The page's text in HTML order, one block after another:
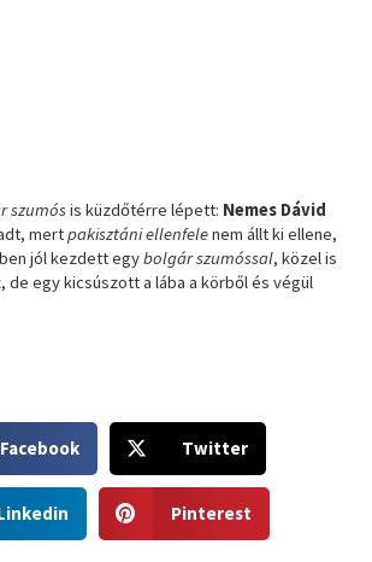
szumósis küzdőtérre lépett: Nemes Dávid
mertpakisztáni ellenfelenem állt ki ellene,
jól kezdett egybolgár szumóssal, közel is
de egy kicsúszott a lába a körből és végül
Facebook
h
a
Twitter
h
a
Pinterest